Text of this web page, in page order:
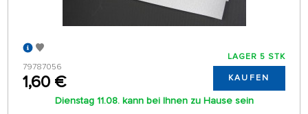
79787056
1,60 €
LAGER 5 STK
KAUFEN
Dienstag 11.08. kann bei Ihnen zu Hause sein